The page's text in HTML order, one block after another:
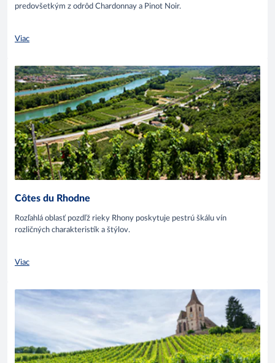
predovšetkým z odrôd Chardonnay a Pinot Noir.
Viac
Côtes du Rhodne
Rozľahlá oblasť pozdľž rieky Rhony poskytuje pestrú škálu vín
rozličných charakteristík a štýlov.
Viac